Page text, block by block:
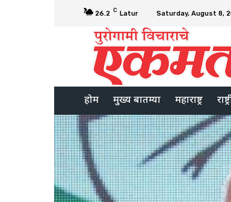
26.2 C Latur Saturday, August 8,
होम मुख्य बातम्या महाराष्ट्र